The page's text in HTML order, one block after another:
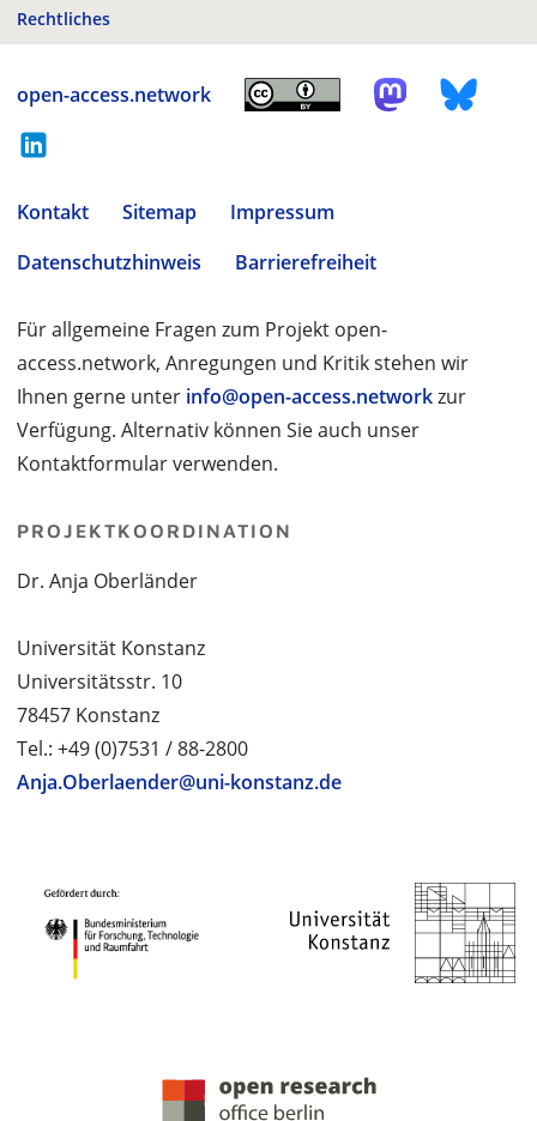
Rechtliches
open-access.network
Kontakt Sitemap
Impressum
Datenschutzhinweis
Barrierefreiheit
Für allgemeine Fragen zum Projekt open-
access.network, Anregungen und Kritik stehen wir
Ihnen gerne unter info@open-access.networkzur
Verfügung. Alternativ können Sie auch unser
Kontaktformular verwenden.
PROJEKTKOORDINATION
Dr. Anja Oberländer
Universität Konstanz
Universitätsstr. 10
78457 Konstanz
Tel.: +49 (0)7531 / 88-2800
Anja.Oberlaender@uni-konstanz.de